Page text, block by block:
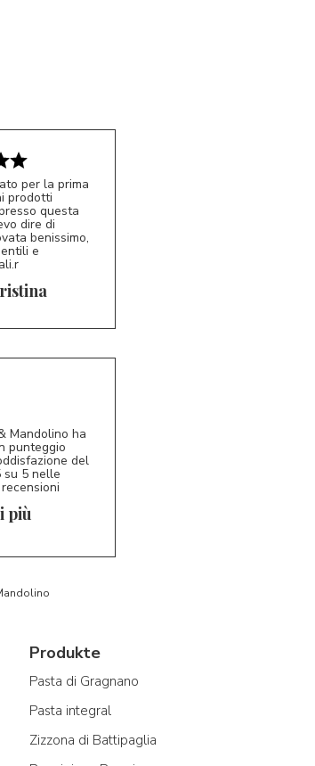
5/5
per la prima
prodotti
questa
dire di
benissimo,
e
Mandolino ha
punteggio
del
su 5 nelle
più
Produkte
Pasta di Gragnano
Pasta integral
Zizzona di Battipaglia